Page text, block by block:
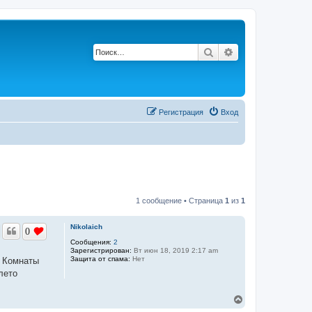
Поиск
Вход
Регистрация
1 сообщение • Страница 1 из 1
Nikolaich
Сообщения: 2
Зарегистрирован: Вт июн 18, 2019 2:17 am
Защита от спама: Нет
0
Комнаты